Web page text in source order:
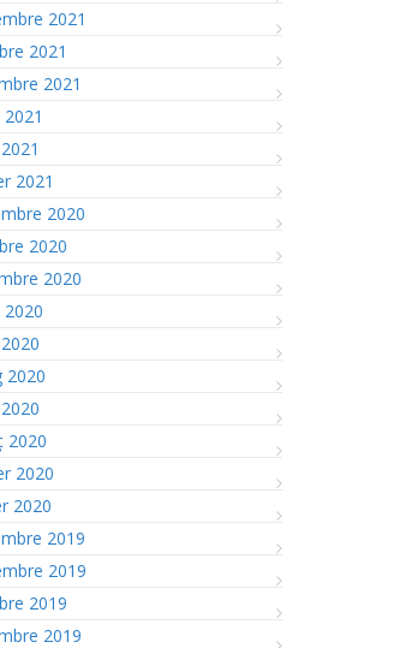
2021
2021
2021
2021
2020
2020
2020
2020
2020
2020
2020
2019
2019
2019
2019